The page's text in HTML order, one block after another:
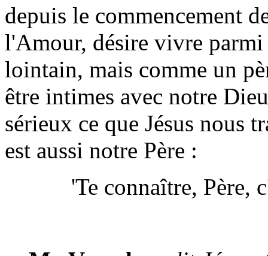
depuis le commencement
l'Amour, désire vivre parmi
lointain, mais comme un
être intimes avec notre
sérieux ce que Jésus nous
est aussi notre Père :
'Te connaître, Père,